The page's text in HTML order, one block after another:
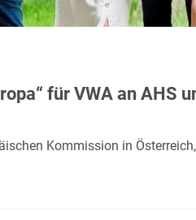
für VWA an AHS
Kommission in